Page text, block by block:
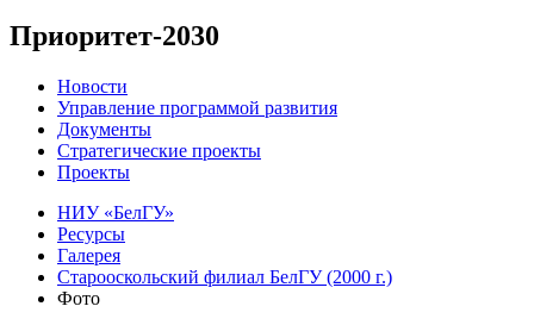
Приоритет-2030
Новости
Управление программой развития
Документы
Стратегические проекты
Проекты
НИУ «БелГУ»
Ресурсы
Галерея
Старооскольский филиал БелГУ (2000 г.)
Фото